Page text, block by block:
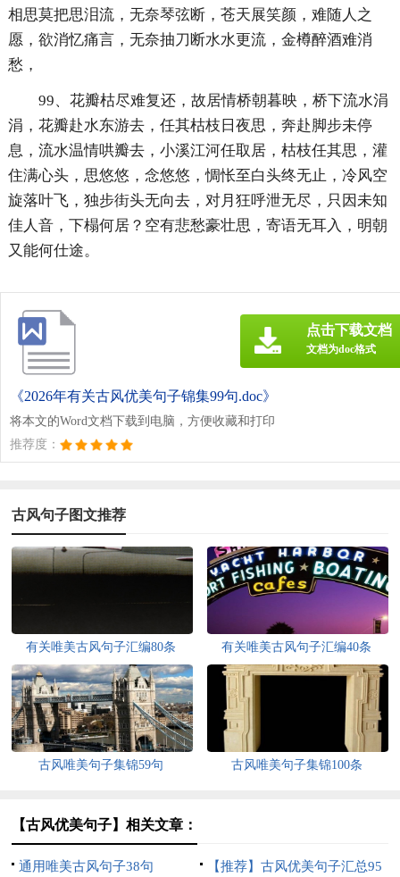
相思莫把思泪流，无奈琴弦断，苍天展笑颜，难随人之
愿，欲消忆痛言，无奈抽刀断水水更流，金樽醉酒难消
愁，
99、花瓣枯尽难复还，故居情桥朝暮映，桥下流水涓
涓，花瓣赴水东游去，任其枯枝日夜思，奔赴脚步未停
息，流水温情哄瓣去，小溪江河任取居，枯枝任其思，灌
住满心头，思悠悠，念悠悠，惆怅至白头终无止，冷风空
旋落叶飞，独步街头无向去，对月狂呼泄无尽，只因未知
佳人音，下榻何居？空有悲愁豪壮思，寄语无耳入，明朝
又能何仕途。
《2026年有关古风优美句子锦集99句.doc》
将本文的Word文档下载到电脑，方便收藏和打印
推荐度：
点击下载文档
文档为doc格式
古风句子图文推荐
有关唯美古风句子汇编80条 有关唯美古风句子汇编40条
古风唯美句子集锦59句 古风唯美句子集锦100条
【古风优美句子】相关文章：
通用唯美古风句子38句 【推荐】古风优美句子汇总95